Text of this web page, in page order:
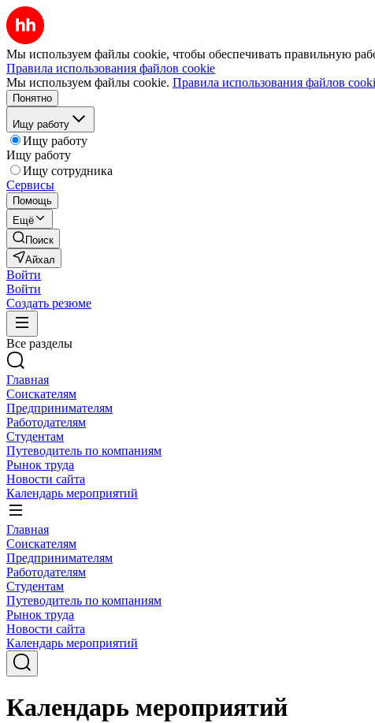
Мы используем файлы cookie, чтобы обеспечивать правильную
Правила использования файлов cookie
Мы используем файлы cookie. Правила использования файлов
Понятно
Ищу работу
Ищу работу
Ищу работу
Ищу сотрудника
Сервисы
Помощь
Ещё
Поиск
Айхал
Войти
Войти
Создать резюме
Все разделы
Главная
Соискателям
Предпринимателям
Работодателям
Студентам
Путеводитель по компаниям
Рынок труда
Новости сайта
Календарь мероприятий
Главная
Соискателям
Предпринимателям
Работодателям
Студентам
Путеводитель по компаниям
Рынок труда
Новости сайта
Календарь мероприятий
Календарь мероприятий